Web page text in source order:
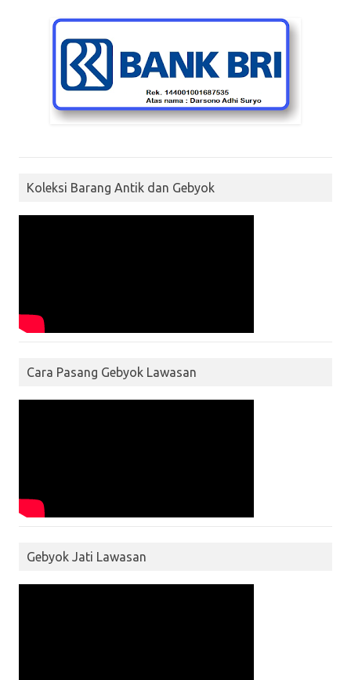
Koleksi Barang Antik dan Gebyok
Cara Pasang Gebyok Lawasan
Gebyok Jati Lawasan